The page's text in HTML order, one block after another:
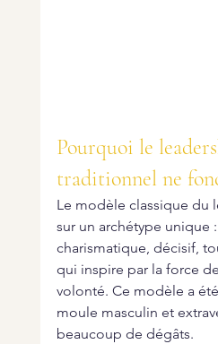
Pourquoi le
traditionnel ne
Le modèle classique du
sur un archétype unique
charismatique, décisif,
qui inspire par la force
volonté. Ce modèle a
moule masculin et
beaucoup de dégâts.